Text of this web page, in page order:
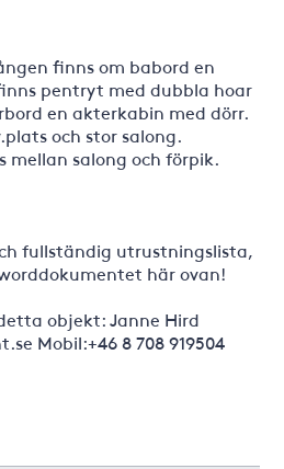
finns om babord en
pentryt med dubbla hoar
en akterkabin med dörr.
och stor salong.
salong och förpik.
fullständig utrustningslista,
här ovan!
objekt: Janne Hird
Mobil:+46 8 708 919504